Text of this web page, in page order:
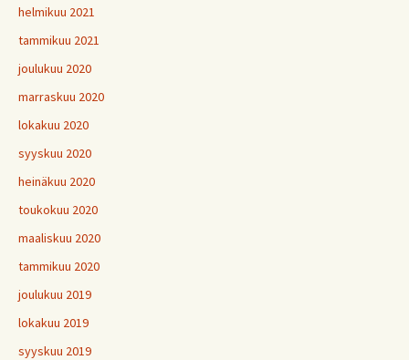
helmikuu 2021
tammikuu 2021
joulukuu 2020
marraskuu 2020
lokakuu 2020
syyskuu 2020
heinäkuu 2020
toukokuu 2020
maaliskuu 2020
tammikuu 2020
joulukuu 2019
lokakuu 2019
syyskuu 2019